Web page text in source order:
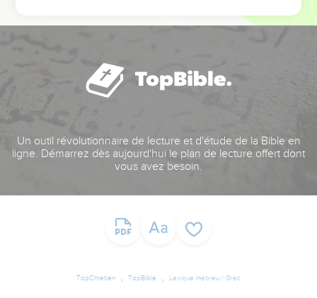
Un outil révolutionnaire de lecture et d'étude de la Bible en
ligne. Démarrez dès aujourd'hui le plan de lecture offert dont
vous avez besoin.
TopChrétien TopBible Lexique Hébreu / Grec